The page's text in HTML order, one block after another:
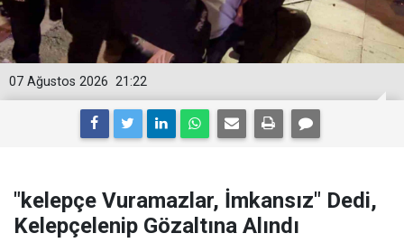
21:22
07 Ağustos 2026
"kelepçe Vuramazlar, İmkansız" Dedi,
Kelepçelenip Gözaltına Alındı